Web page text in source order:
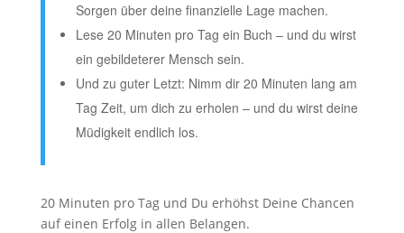
Sorgen über deine finanzielle Lage machen.
Lese 20 Minuten pro Tag ein Buch – und du wirst
ein gebildeterer Mensch sein.
Und zu guter Letzt: Nimm dir 20 Minuten lang am
Tag Zeit, um dich zu erholen – und du wirst deine
Müdigkeit endlich los.
20 Minuten pro Tag und Du erhöhst Deine Chancen
auf einen Erfolg in allen Belangen.